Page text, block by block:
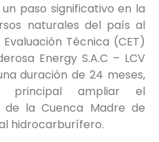
un paso significativo en la
naturales del país al
Técnica (CET)
Energy S.A.C – LCV
duración de 24 meses,
principal ampliar el
de la Cuenca Madre de
hidrocarburífero.